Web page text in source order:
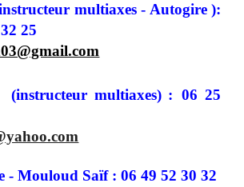
multiaxes - Autogire ):
25
(instructeur multiaxes) : 06 25
- Mouloud Saïf :06 49 52 30 32